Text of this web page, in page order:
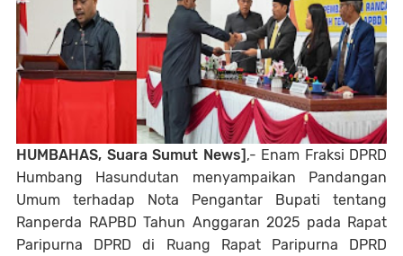
HUMBAHAS, Suara Sumut News],- Enam Fraksi DPRD
Humbang Hasundutan menyampaikan Pandangan
Umum terhadap Nota Pengantar Bupati tentang
Ranperda RAPBD Tahun Anggaran 2025 pada Rapat
Paripurna DPRD di Ruang Rapat Paripurna DPRD